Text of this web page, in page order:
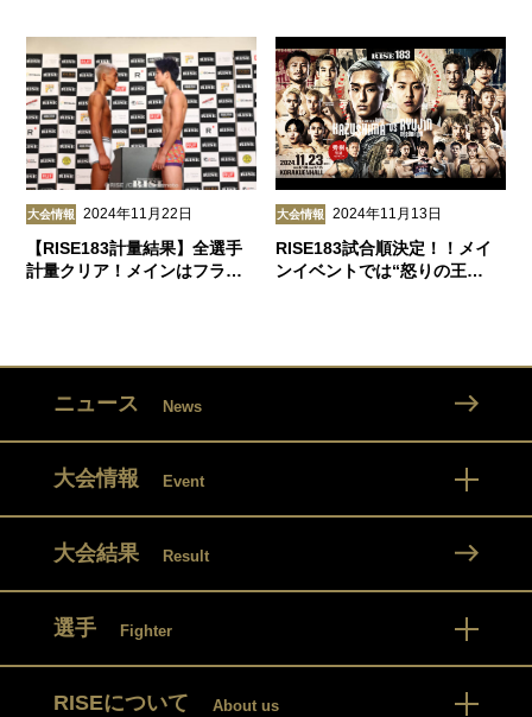
大会情報 2024年11月22日
【RISE183計量結果】全選手
計量クリア！メインはフラ…
大会情報 2024年11月13日
RISE183試合順決定！！メイ
ンイベントでは“怒りの王…
ニュース News
大会情報 Event
大会結果 Result
選手 Fighter
RISEについて About us